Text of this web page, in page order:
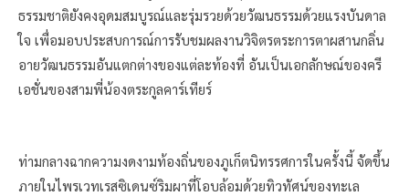
ธรรมชาติยังคงอุดมสมบูรณ์และรุ่มรวยด้วยวัฒนธรรมด้วยแรงบันดาล
ใจ เพื่อมอบประสบการณ์การรับชมผลงานวิจิตรตระการตาผสานกลิ่น
อายวัฒนธรรมอันแตกต่างของแต่ละท้องที่ อันเป็นเอกลักษณ์ของครี
เอชั่นของสามพี่น้องตระกูลคาร์เทียร์
ท่ามกลางฉากความงดงามท้องถิ่นของภูเก็ตนิทรรศการในครั้งนี้ จัดขึ้น
ภายในไพรเวทเรสซิเดนซ์ริมผาที่โอบล้อมด้วยทิวทัศน์ของทะเล